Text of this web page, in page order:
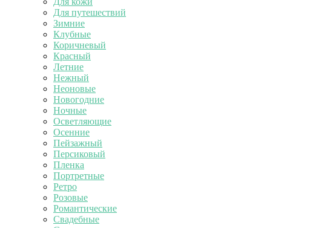
Для путешествий
Зимние
Клубные
Коричневый
Красный
Летние
Нежный
Неоновые
Новогодние
Ночные
Осветляющие
Осенние
Пейзажный
Персиковый
Пленка
Портретные
Ретро
Розовые
Романтические
Свадебные